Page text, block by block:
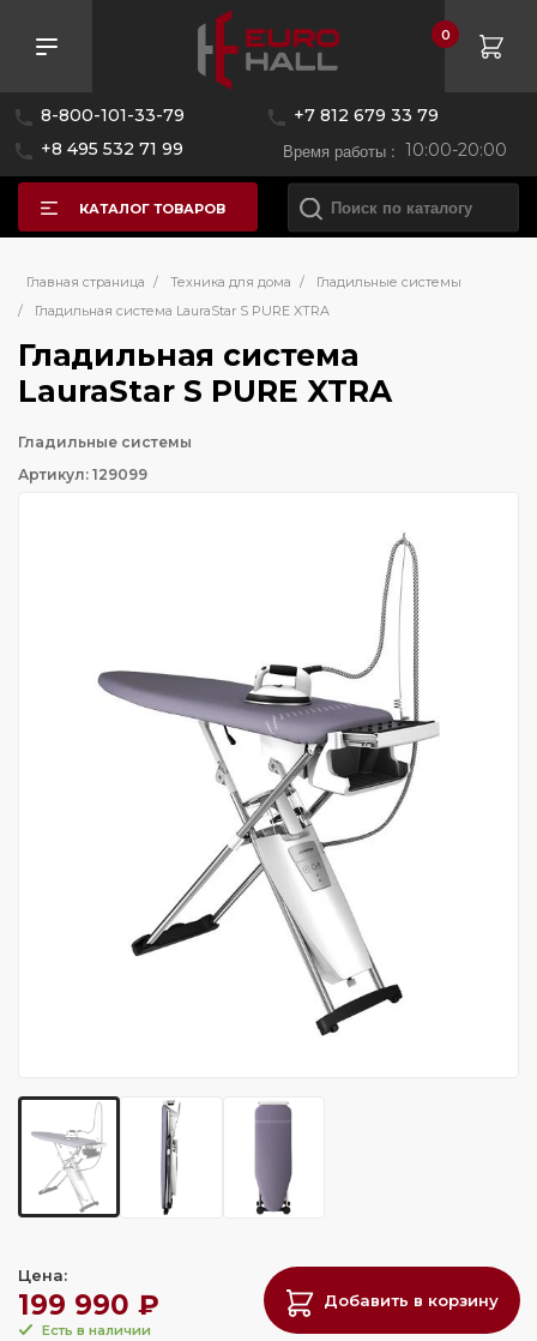
8-800-101-33-79
+7 812 679 33 79
+8 495 532 71 99
Время работы : 10:00-20:00
0
КАТАЛОГ ТОВАРОВ
Главная страница / Техника для дома /
Гладильные системы
/
Гладильная система LauraStar S PURE XTRA
Гладильная система
LauraStar S PURE XTRA
Гладильные системы
Артикул: 129099
Цена:
199 990 ₽
Есть в наличии
Добавить в корзину